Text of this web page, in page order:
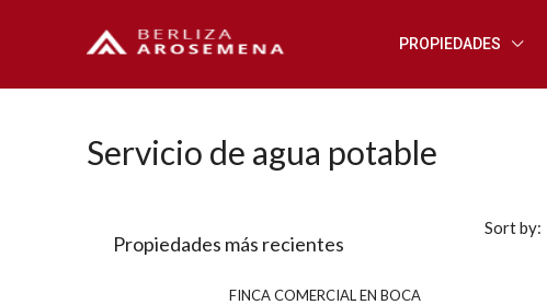
PROPIEDADES
Servicio de agua potable
Sort by:
Propiedades más recientes
FINCA COMERCIAL EN BOCA